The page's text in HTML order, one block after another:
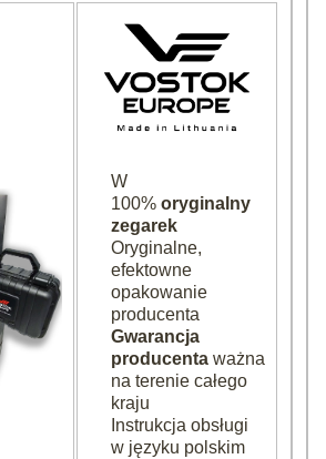
W
100% oryginalny
zegarek
Oryginalne,
efektowne
opakowanie
producenta
Gwarancja
producenta ważna
na terenie całego
kraju
Instrukcja obsługi
w języku polskim